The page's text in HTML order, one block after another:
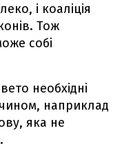
і коаліція
Тож
собі
необхідні
наприклад
яка не